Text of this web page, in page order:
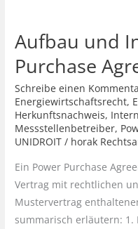
Aufbau und
Purchase
Schreibe einen
Energiewirtschaftsrecht,
Herkunftsnachweis,
Messstellenbetreiber,
UNIDROIT / horak
Ein Power Purchase
Vertrag mit rechtlichen
Mustervertrag
summarisch erläutern: 1.